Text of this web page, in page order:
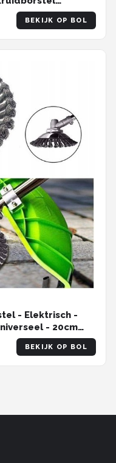
-
BEKIJK OP BOL
- Elektrisch -
- 20cm
BEKIJK OP BOL